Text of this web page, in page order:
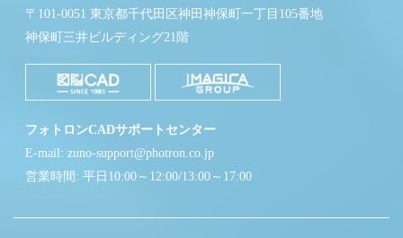
〒101-0051 東京都千代田区神田神保町一丁目105番地
神保町三井ビルディング21階
フォトロンCADサポートセンター
E-mail: zuno-support@photron.co.jp
営業時間: 平日10:00～12:00/13:00～17:00